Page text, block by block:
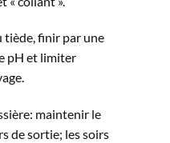
tiède, finir par une
pH et limiter
maintenir le
de sortie; les soirs